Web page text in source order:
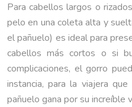
Para cabellos largos o
pelo en una coleta alta y
el pañuelo) es ideal para
cabellos más cortos o si
complicaciones, el gorro
instancia, para la viajera
pañuelo gana por su increíble